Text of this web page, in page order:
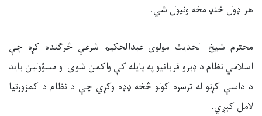
هر ډول ځنډ مخه ونیول شي.
محترم شیخ الحدیث مولوی عبدالحکیم شرعي څرګنده کړه چې
اسلامي نظام د ډېرو قربانیو په پایله کې واکمن شوی او مسؤولین باید
د داسې کړنو له ترسره کولو څخه ډډه وکړي چې د نظام د کمزورتیا
لامل کېږي.